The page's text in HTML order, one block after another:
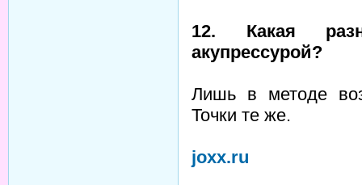
12. Какая
акупрессурой?
Лишь в методе
Точки те же.
joxx.ru